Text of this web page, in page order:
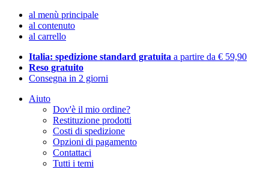
al menù principale
al contenuto
al carrello
Italia: spedizione standard gratuita a partire da € 59,90
Reso gratuito
Consegna in 2 giorni
Aiuto
Dov'è il mio ordine?
Restituzione prodotti
Costi di spedizione
Opzioni di pagamento
Contattaci
Tutti i temi